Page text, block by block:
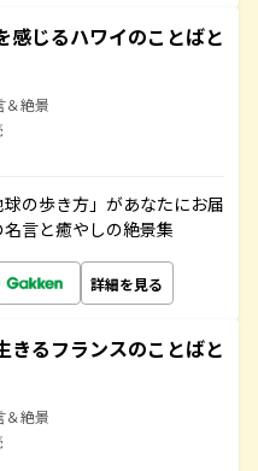
感じるハワイのことばと
＆絶景
の歩き方」があなたにお届
言と癒やしの絶景集
詳細を見る
きるフランスのことばと
＆絶景